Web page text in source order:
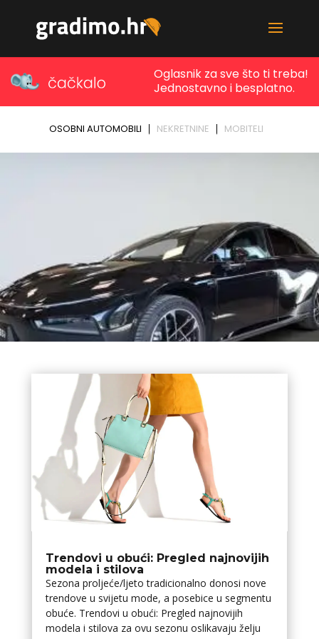
Trendovi u obući: Pregled najnovijih
modela i stilova
Sezona proljeće/ljeto tradicionalno donosi nove
trendove u svijetu mode, a posebice u segmentu
obuće. Trendovi u obući: Pregled najnovijih
modela i stilova za ovu sezonu oslikavaju želju